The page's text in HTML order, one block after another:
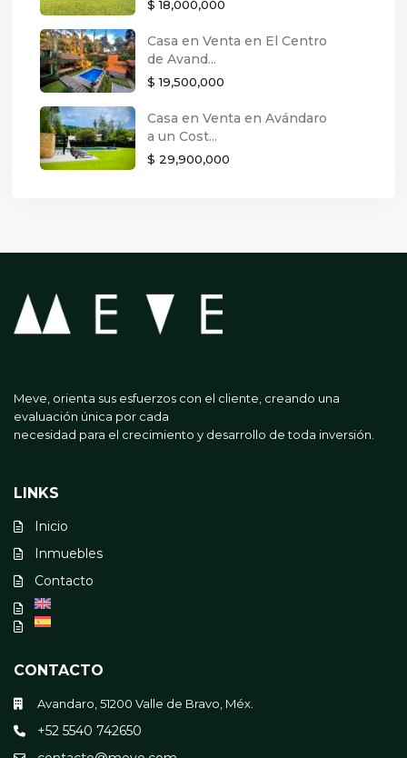
$ 18,000,000
Casa en Venta en El Centro
de Avand...
$ 19,500,000
Casa en Venta en Avándaro
a un Cost...
$ 29,900,000
Meve, orienta sus esfuerzos con el cliente, creando una
evaluación única por cada
necesidad para el crecimiento y desarrollo de toda inversión.
LINKS
Inicio
Inmuebles
Contacto
CONTACTO
Avandaro, 51200 Valle de Bravo, Méx.
+52 5540 742650